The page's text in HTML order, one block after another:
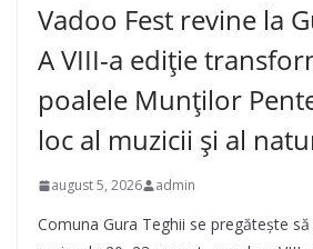
Vadoo Fest revine la
A VIII-a ediție
poalele Munților
loc al muzicii și al
august 5, 2026 admin
Comuna Gura Teghii se pregătește